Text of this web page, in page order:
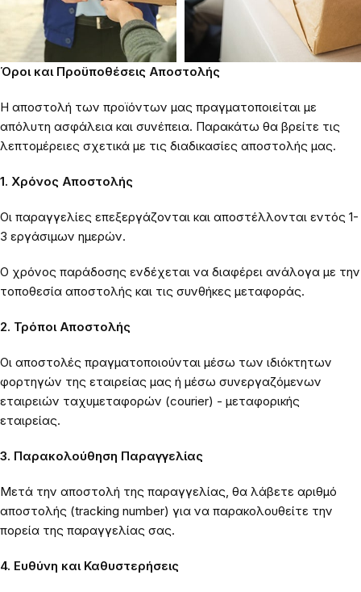
Όροι και Προϋποθέσεις Αποστολής
Η αποστολή των προϊόντων μας πραγματοποιείται με
απόλυτη ασφάλεια και συνέπεια. Παρακάτω θα βρείτε τις
λεπτομέρειες σχετικά με τις διαδικασίες αποστολής μας.
1. Χρόνος Αποστολής
Οι παραγγελίες επεξεργάζονται και αποστέλλονται εντός 1-
3 εργάσιμων ημερών.
Ο χρόνος παράδοσης ενδέχεται να διαφέρει ανάλογα με την
τοποθεσία αποστολής και τις συνθήκες μεταφοράς.
2. Τρόποι Αποστολής
Οι αποστολές πραγματοποιούνται μέσω των ιδιόκτητων
φορτηγών της εταιρείας μας ή μέσω συνεργαζόμενων
εταιρειών ταχυμεταφορών (courier) - μεταφορικής
εταιρείας.
3. Παρακολούθηση Παραγγελίας
Μετά την αποστολή της παραγγελίας, θα λάβετε αριθμό
αποστολής (tracking number) για να παρακολουθείτε την
πορεία της παραγγελίας σας.
4. Ευθύνη και Καθυστερήσεις